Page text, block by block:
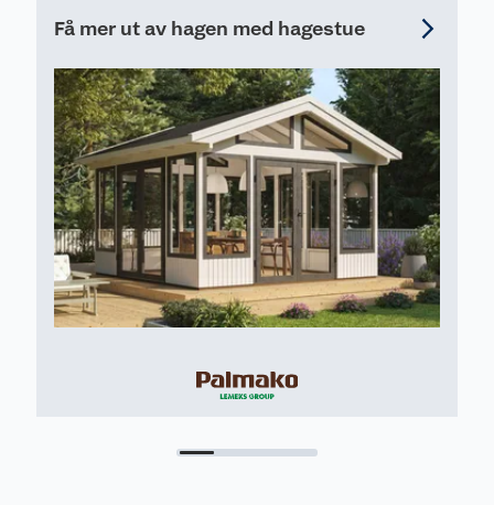
Få mer ut av hagen med hagestue